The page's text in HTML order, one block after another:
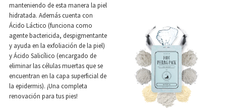
manteniendo de esta manera la piel
hidratada. Además cuenta con
Ácido Láctico (funciona como
agente bactericida, despigmentante
y ayuda en la exfoliación de la piel)
y Ácido Salicílico (encargado de
eliminar las células muertas que se
encuentran en la capa superficial de
la epidermis). ¡Una completa
renovación para tus pies!